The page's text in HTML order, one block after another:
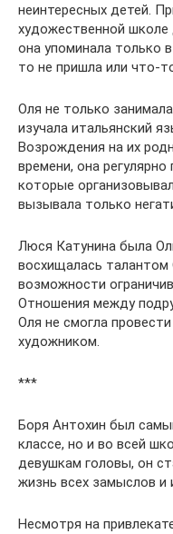
неинтересных детей.
художественной школе
она упоминала только
то не пришла или что-
Оля не только
изучала итальянский
Возрождения на их
времени, она регулярно
которые
вызывала только
Люся Катунина была
восхищалась
возможности
Отношения между
Оля не смогла
художником.
***
Боря Антохин был
классе, но и во всей
девушкам головы, он
жизнь всех замыслов и
Несмотря на